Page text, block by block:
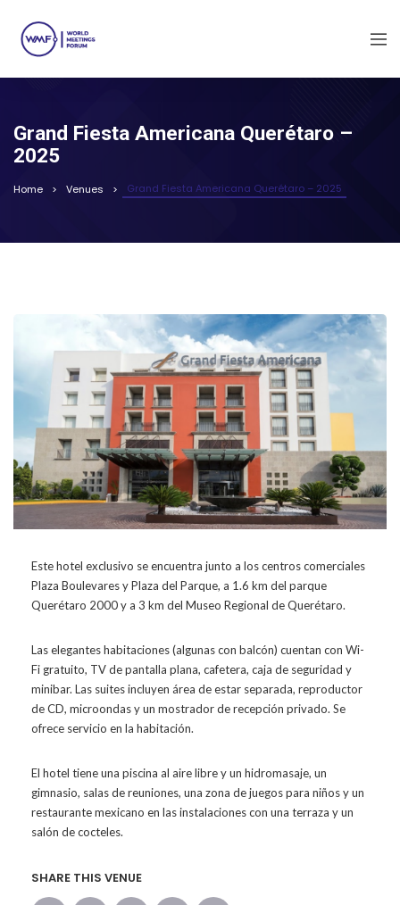
Grand Fiesta Americana Querétaro –
2025
Home Venues Grand Fiesta Americana Querétaro – 2025
Este hotel exclusivo se encuentra junto a los centros comerciales
Plaza Boulevares y Plaza del Parque, a 1.6 km del parque
Querétaro 2000 y a 3 km del Museo Regional de Querétaro.
Las elegantes habitaciones (algunas con balcón) cuentan con Wi-
Fi gratuito, TV de pantalla plana, cafetera, caja de seguridad y
minibar. Las suites incluyen área de estar separada, reproductor
de CD, microondas y un mostrador de recepción privado. Se
ofrece servicio en la habitación.
El hotel tiene una piscina al aire libre y un hidromasaje, un
gimnasio, salas de reuniones, una zona de juegos para niños y un
restaurante mexicano en las instalaciones con una terraza y un
salón de cocteles.
SHARE THIS VENUE